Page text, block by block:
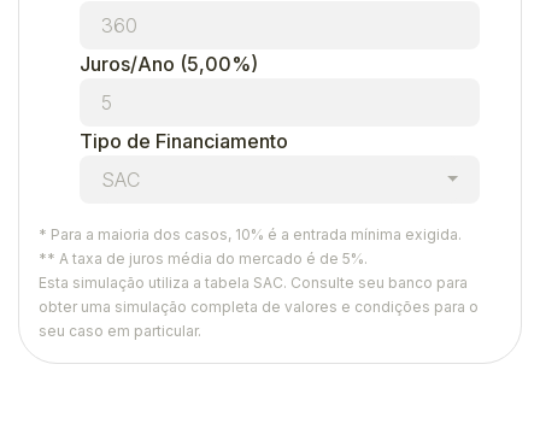
Juros/Ano (5,00%)
Tipo de Financiamento
SAC
* Para a maioria dos casos, 10% é a entrada mínima exigida.
** A taxa de juros média do mercado é de 5%.
Esta simulação utiliza a tabela SAC. Consulte seu banco para
obter uma simulação completa de valores e condições para o
seu caso em particular.